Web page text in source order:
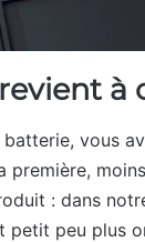
à
batterie, vous
première,
: dans
petit peu plus